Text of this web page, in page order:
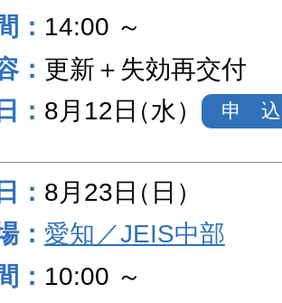
14:00 ～
更新＋失効再交付
8月12日（水） 申 込
8月23日（日）
愛知／JEIS中部
10:00 ～